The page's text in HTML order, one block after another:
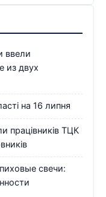
ввели
из двух
на 16 липня
працівників ТЦК
свечи: